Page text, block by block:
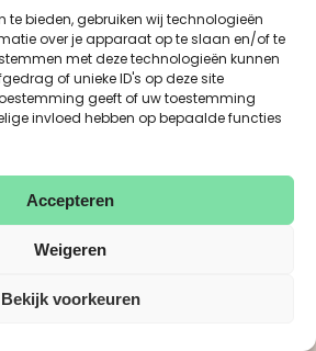
te bieden, gebruiken wij technologieën
over je apparaat op te slaan en/of te
met deze technologieën kunnen
of unieke ID's op deze site
geeft of uw toestemming
invloed hebben op bepaalde functies
Accepteren
Weigeren
Bekijk voorkeuren
wieg heeft gestaan. Ook al
welvarend land, we zien
uitdagingen. Daar willen
bieden.
Aanpak